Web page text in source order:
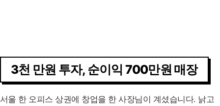
3천 만원 투자, 순이익 700만원 매장
서울 한 오피스 상권에 창업을 한 사장님이 계셨습니다. 낡고